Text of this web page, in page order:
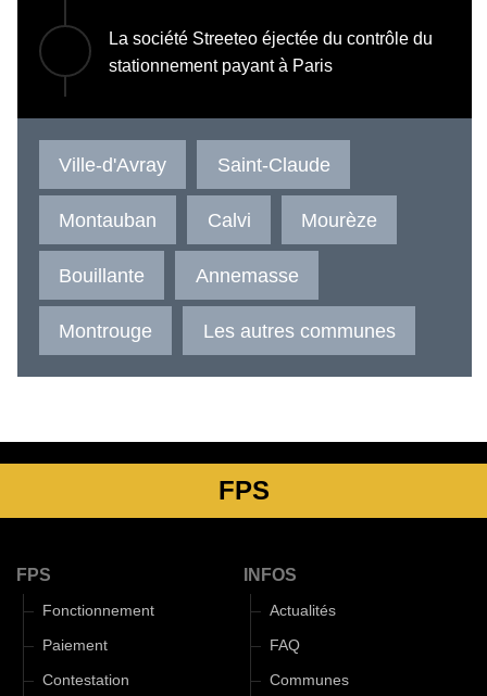
La société Streeteo éjectée du contrôle du
stationnement payant à Paris
Ville-d'Avray Saint-Claude
Montauban Calvi Mourèze
Bouillante Annemasse
Montrouge Les autres communes
FPS
FPS
Fonctionnement
Paiement
Contestation
INFOS
Actualités
FAQ
Communes